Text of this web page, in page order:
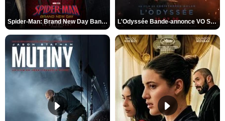
Spider-Man: Brand New Day Bande-annonce VO STFR L'Odyssée Bande-annonce VO STFR